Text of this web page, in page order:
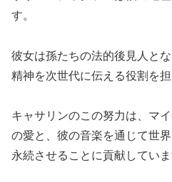
す。
彼女は孫たちの法的後見人と
精神を次世代に伝える役割を担
キャサリンのこの努力は、マ
の愛と、彼の音楽を通じて世
永続させることに貢献していま